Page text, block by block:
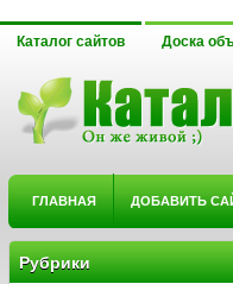
Каталог сайтов Доска
ГЛАВНАЯ ДОБАВИТЬ
Рубрики